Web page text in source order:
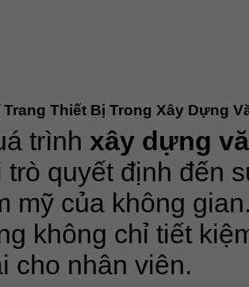
Trang Thiết Bị Trong Xây Dựng
trình xây dựng
trò quyết định đến
mỹ của không
không chỉ tiết
cho nhân viên.